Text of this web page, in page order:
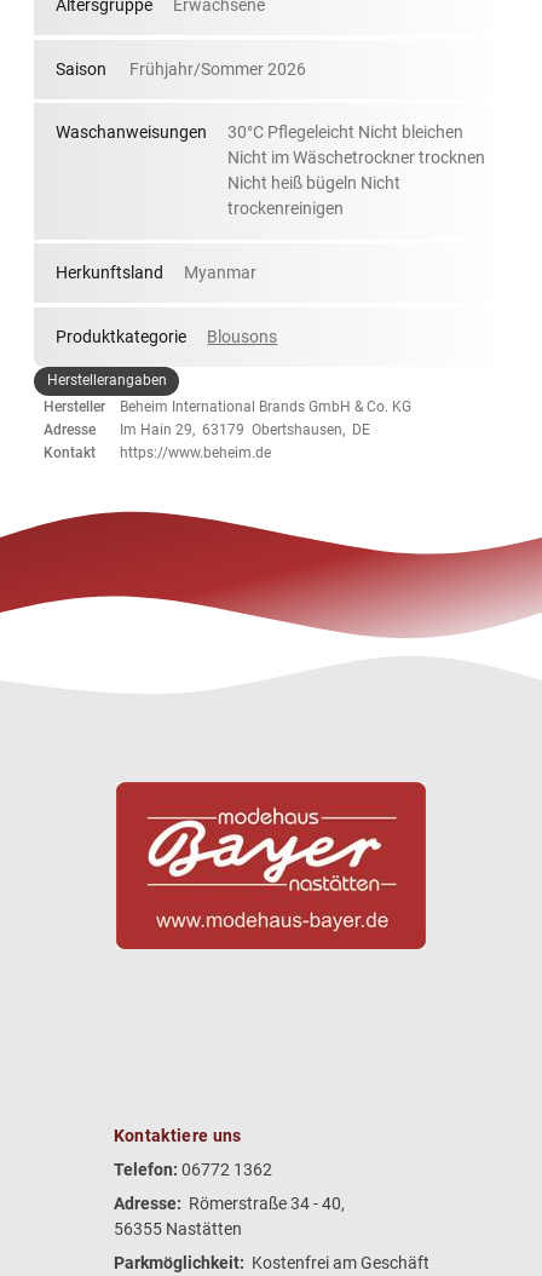
Altersgruppe Erwachsene
Saison Frühjahr/Sommer 2026
Waschanweisungen
30°C Pflegeleicht Nicht bleichen
Nicht im Wäschetrockner trocknen
Nicht heiß bügeln Nicht
trockenreinigen
Herkunftsland Myanmar
Produktkategorie Blousons
Herstellerangaben
Hersteller
Beheim International Brands GmbH & Co. KG
Adresse
Im Hain 29, 63179 Obertshausen, DE
Kontakt
https://www.beheim.de
Kontaktiere uns
Telefon: 06772 1362
Adresse: Römerstraße 34 - 40,
56355 Nastätten
Parkmöglichkeit: Kostenfrei am Geschäft